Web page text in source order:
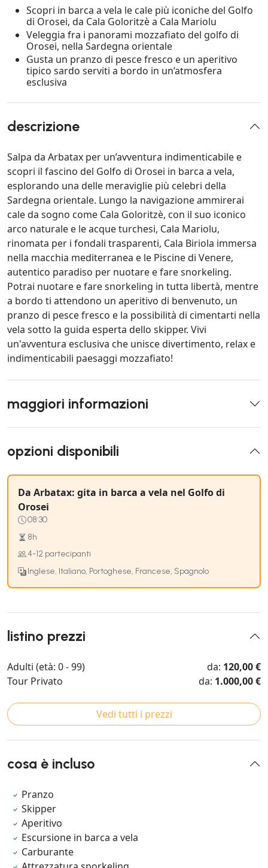
Scopri in barca a vela le cale più iconiche del Golfo
di Orosei, da Cala Goloritzè a Cala Mariolu
Veleggia fra i panorami mozzafiato del golfo di
Orosei, nella Sardegna orientale
Gusta un pranzo di pesce fresco e un aperitivo
tipico sardo serviti a bordo in un’atmosfera
esclusiva
descrizione
Salpa da Arbatax per un’avventura indimenticabile e
scopri il fascino del Golfo di Orosei in barca a vela,
esplorando una delle meraviglie più celebri della
Sardegna orientale. Lungo la navigazione ammirerai
cale da sogno come Cala Goloritzè, con il suo iconico
arco naturale e le acque turchesi, Cala Mariolu,
rinomata per i fondali trasparenti, Cala Biriola immersa
nella macchia mediterranea e le Piscine di Venere,
autentico paradiso per nuotare e fare snorkeling.
Potrai nuotare e fare snorkeling in tutta libertà, mentre
a bordo ti attendono un aperitivo di benvenuto, un
pranzo di pesce fresco e la possibilità di cimentarti nella
vela sotto la guida esperta dello skipper. Vivi
un'avventura esclusiva che unisce divertimento, relax e
indimenticabili paesaggi mozzafiato!
maggiori informazioni
opzioni disponibili
Da Arbatax: gita in barca a vela nel Golfo di
Orosei
08:30
8h
4-12 partecipanti
Inglese, Italiano, Portoghese, Francese, Spagnolo
listino prezzi
Adulti (età: 0 - 99) da: 120,00 €
Tour Privato
da: 1.000,00 €
Vedi tutti i prezzi
cosa è incluso
Pranzo
Skipper
Aperitivo
Escursione in barca a vela
Carburante